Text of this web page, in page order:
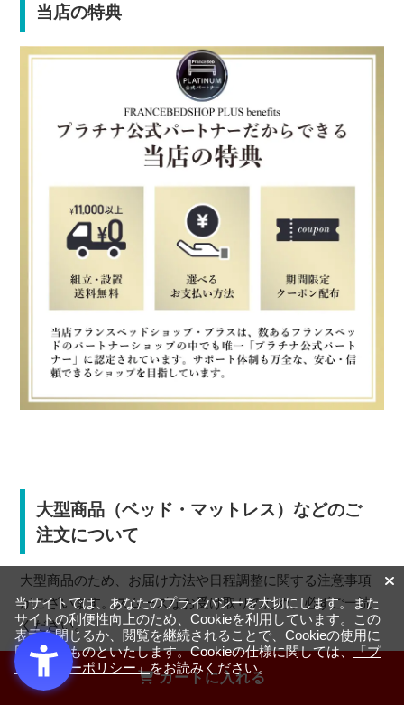
カートに入れる
当店の特典
大型商品（ベッド・マットレス）などのご
注文について
大型商品のため、お届け方法や日程調整に関する注意事項
がございます。スムーズなお受け取りのため、必ずご一読
ください。
当サイトでは、あなたのプライバシーを大切にします。また
サイトの利便性向上のため、Cookieを利用しています。この
表示を閉じるか、閲覧を継続されることで、Cookieの使用に
同意するものといたします。Cookieの仕様に関しては、「プ
ライバシーポリシー」をお読みください。